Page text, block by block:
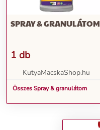
SPRAY & GRANULÁTOM
1 db
KutyaMacskaShop.hu
Összes Spray & granulátom